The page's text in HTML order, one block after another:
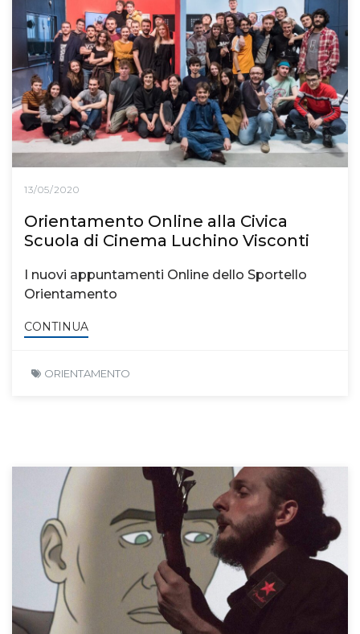
13/05/2020
Orientamento Online alla Civica
Scuola di Cinema Luchino Visconti
I nuovi appuntamenti Online dello Sportello
Orientamento
CONTINUA
ORIENTAMENTO